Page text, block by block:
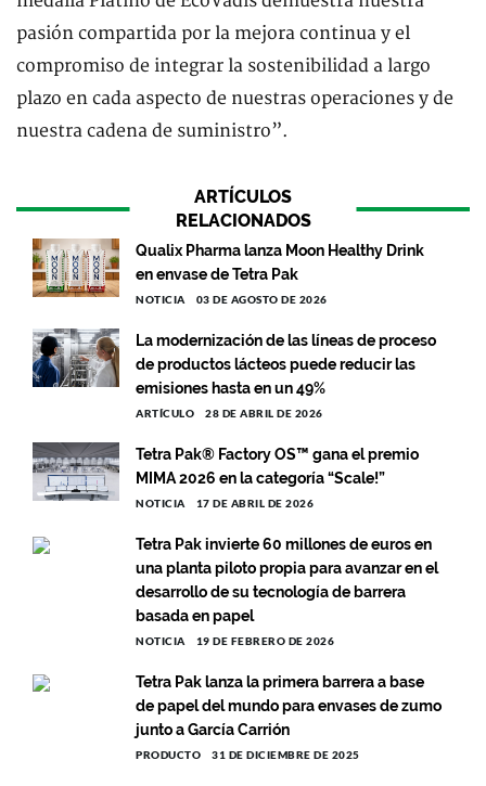
pasión compartida por la mejora continua y el
compromiso de integrar la sostenibilidad a largo
plazo en cada aspecto de nuestras operaciones y de
nuestra cadena de suministro”.
ARTÍCULOS
RELACIONADOS
Qualix Pharma lanza Moon Healthy Drink
en envase de Tetra Pak
NOTICIA 03 DE AGOSTO DE 2026
La modernización de las líneas de proceso
de productos lácteos puede reducir las
emisiones hasta en un 49%
ARTÍCULO 28 DE ABRIL DE 2026
Tetra Pak® Factory OS™ gana el premio
MIMA 2026 en la categoría “Scale!”
NOTICIA 17 DE ABRIL DE 2026
Tetra Pak invierte 60 millones de euros en
una planta piloto propia para avanzar en el
desarrollo de su tecnología de barrera
basada en papel
NOTICIA 19 DE FEBRERO DE 2026
Tetra Pak lanza la primera barrera a base
de papel del mundo para envases de zumo
junto a García Carrión
PRODUCTO 31 DE DICIEMBRE DE 2025